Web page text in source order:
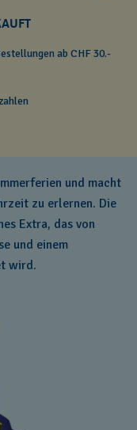
ab CHF 30.-
und macht
zu erlernen. Die
Extra, das von
und einem
wird.